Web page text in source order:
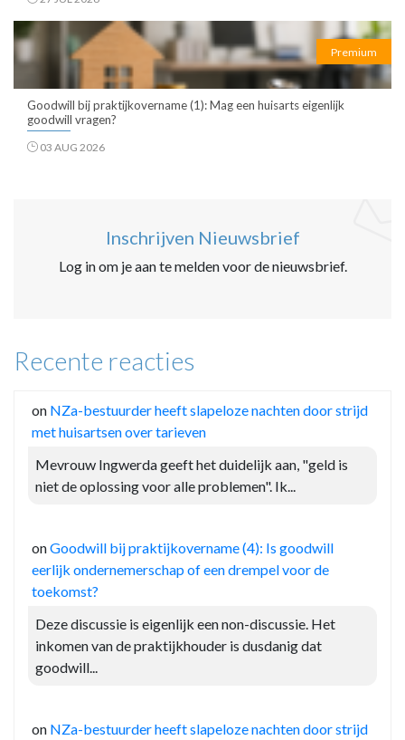
Premium
Goodwill bij praktijkovername (1): Mag een huisarts eigenlijk
goodwill vragen?
03 AUG 2026
Inschrijven Nieuwsbrief
Log in om je aan te melden voor de nieuwsbrief.
Recente reacties
on NZa-bestuurder heeft slapeloze nachten door strijd
met huisartsen over tarieven
Mevrouw Ingwerda geeft het duidelijk aan, "geld is
niet de oplossing voor alle problemen". Ik...
onGoodwill bij praktijkovername (4): Is goodwill
eerlijk ondernemerschap of een drempel voor de
toekomst?
Deze discussie is eigenlijk een non-discussie. Het
inkomen van de praktijkhouder is dusdanig dat
goodwill...
on NZa-bestuurder heeft slapeloze nachten door strijd